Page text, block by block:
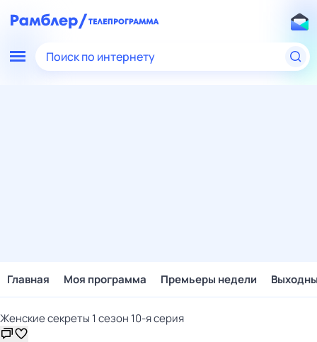
Поиск по интернету
Главная Моя программа Премьеры недели
Женские секреты 1 сезон 10-я серия